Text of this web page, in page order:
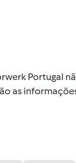
Portugal
as